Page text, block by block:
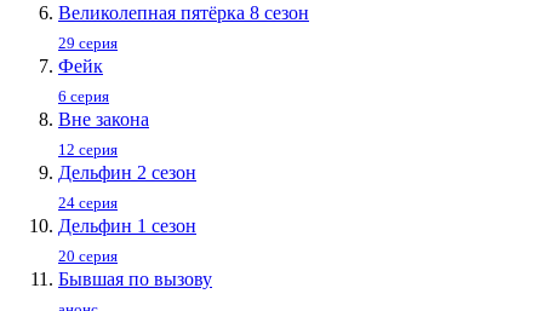
Великолепная пятёрка 8 сезон
29 серия
Фейк
6 серия
Вне закона
12 серия
Дельфин 2 сезон
24 серия
Дельфин 1 сезон
20 серия
Бывшая по вызову